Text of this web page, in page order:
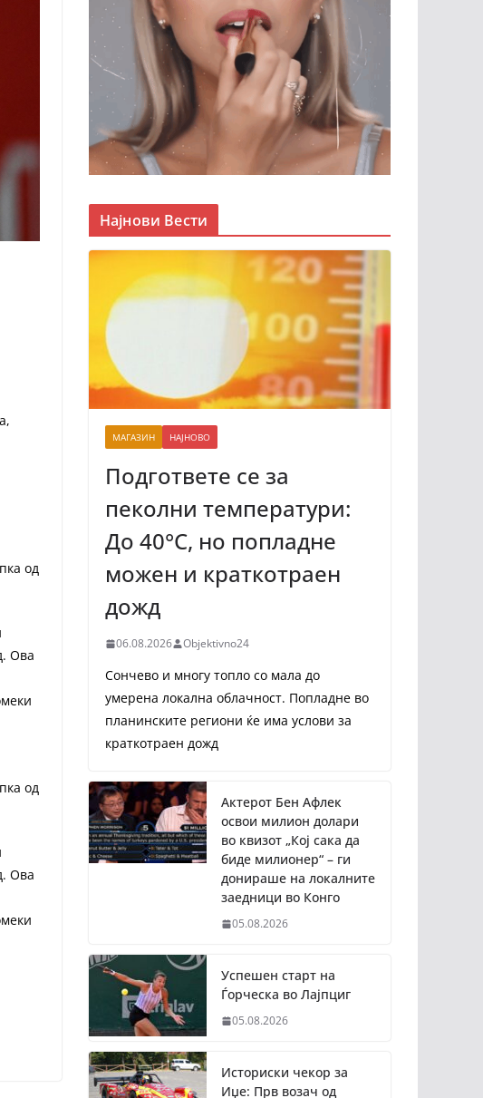
од
Ова
од
Ова
Најнови Вести
МАГАЗИН НАЈНОВО
Подгответе се за
пеколни температури:
До 40°C, но попладне
можен и краткотраен
дожд
06.08.2026 Objektivno24
Сончево и многу топло со мала до
умерена локална облачност. Попладне во
планинските региони ќе има услови за
краткотраен дожд
Актерот Бен Афлек
освои милион долари
во квизот „Кој сака да
биде милионер“ – ги
донираше на локалните
заедници во Конго
05.08.2026
Успешен старт на
Ѓорческа во Лајпциг
05.08.2026
Историски чекор за
Иџе: Прв возач од